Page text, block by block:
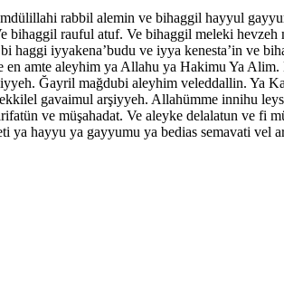
rabbil alemin ve bihaggil hayyul
bihaggil rauful atuf. Ve bihaggil meleki
iyyakena’budu ve iyya kenesta’in ve
amte aleyhim ya Allahu ya Hakimu Ya
Ğayril mağdubi aleyhim veleddallin. Ya
gavaimul arşiyyeh. Allahümme innihu
ve müşahadat. Ve aleyke delalatun ve fi
ya hayyu ya gayyumu ya bedias semavati vel